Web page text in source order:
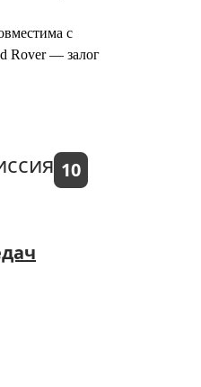
с
Rover — залог
10